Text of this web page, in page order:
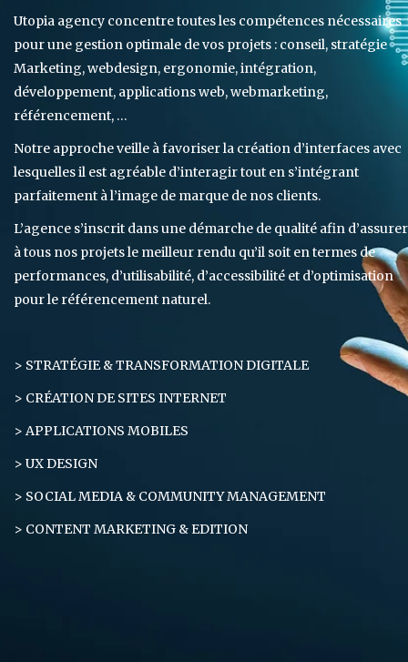
Utopia agency concentre toutes les compétences nécessaires
pour une gestion optimale de vos projets : conseil, stratégie
Marketing, webdesign, ergonomie, intégration,
développement, applications web, webmarketing,
référencement, …
Notre approche veille à favoriser la création d’interfaces avec
lesquelles il est agréable d’interagir tout en s’intégrant
parfaitement à l’image de marque de nos clients.
L’agence s’inscrit dans une démarche de qualité afin d’assurer
à tous nos projets le meilleur rendu qu’il soit en termes de
performances, d’utilisabilité, d’accessibilité et d’optimisation
pour le référencement naturel.
> STRATÉGIE & TRANSFORMATION DIGITALE
> CRÉATION DE SITES INTERNET
> APPLICATIONS MOBILES
> UX DESIGN
> SOCIAL MEDIA & COMMUNITY MANAGEMENT
> CONTENT MARKETING & EDITION